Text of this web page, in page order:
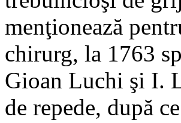
menţionează
chirurg, la 1763
Gioan Luchi şi I.
de repede, după